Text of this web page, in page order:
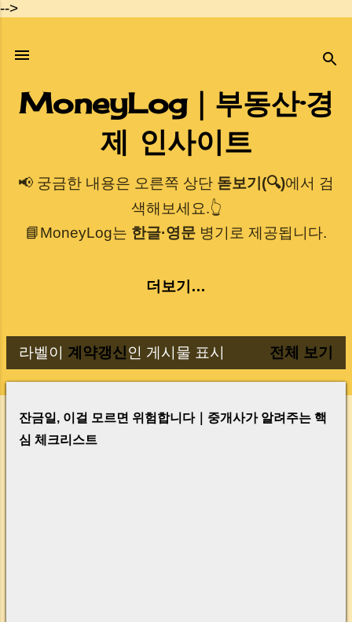
-->
기본 콘텐츠로 건너뛰기
MoneyLog｜부동산·경
제 인사이트
📢 궁금한 내용은 오른쪽 상단 돋보기(🔍)에서 검
색해보세요.👆
📘MoneyLog는 한글·영문 병기로 제공됩니다.
더보기…
글
라벨이 계약갱신인 게시물 표시 전체 보기
잔금일, 이걸 모르면 위험합니다｜중개사가 알려주는 핵
심 체크리스트